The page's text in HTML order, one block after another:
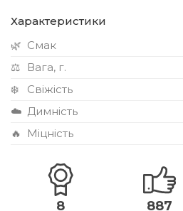
Характеристики
🌿 Смак
⚖️
Вага, г.
❄️
Свіжість
☁️ Димність
🔥
Міцність
8 887